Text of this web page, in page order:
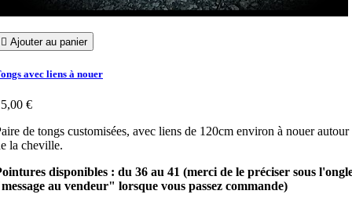
 Ajouter au panier
avec liens à nouer
€
de tongs customisées, avec liens de 120cm environ à nouer autour
la cheville.
disponibles : du 36 au 41 (merci de le préciser sous
au vendeur" lorsque vous passez commande)